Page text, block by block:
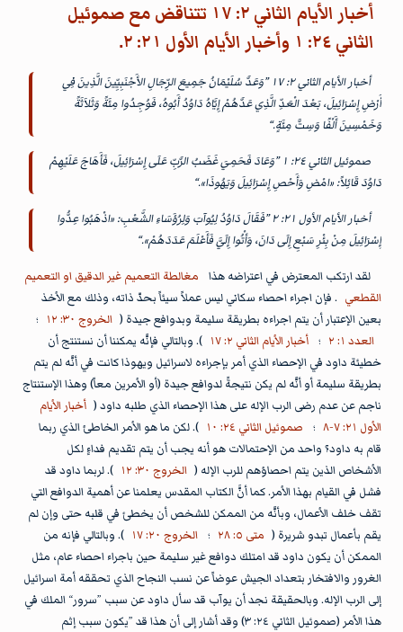
أخبار الأيام الثاني ٢: ١٧ تتناقض مع صموئيل
الثاني ٢٤: ١ وأخبار الأيام الأول ٢١: ٢.
أخبار الأيام الثاني ٢: ١٧ ”وَعَدَّ سُلَيْمَانُ جَمِيعَ الرِّجَالِ الأَجْنَبِيِّينَ الَّذِينَ فِي
أَرْضِ إِسْرَائِيلَ، بَعْدَ الْعَدِّ الَّذِي عَدَّهُمْ إِيَّاهُ دَاوُدُ أَبُوهُ، فَوُجِدُوا مِئَةً وَثَلاَثَةً
وَخَمْسِينَ أَلْفًا وَسِتَّ مِئَةٍ.“
صموئيل الثاني ٢٤: ١ ”وَعَادَ فَحَمِيَ غَضَبُ الرَّبِّ عَلَى إِسْرَائِيلَ، فَأَهَاجَ عَلَيْهِمْ
دَاوُدَ قَائِلاً: «امْضِ وَأَحْصِ إِسْرَائِيلَ وَيَهُوذَا».“
أخبار الأيام الأول ٢١: ٢ ”فَقَالَ دَاوُدُ لِيُوآبَ وَلِرُؤَسَاءِ الشَّعْبِ: «اذْهَبُوا عِدُّوا
إِسْرَائِيلَ مِنْ بِئْرِ سَبْعٍ إِلَى دَانَ، وَأْتُوا إِلَيَّ فَأَعْلَمَ عَدَدَهُمْ».“
لقد ارتكب المعترض في اعتراضه هذا
مغالطة التعميم غير الدقيق او التعميم
القطعي . فإن اجراء احصاء سكاني ليس عملاً سيئاً بحدّ ذاته، وذلك مع الأخذ
بعين الإعتبار أن يتم اجراءه بطريقة سليمة وبدوافع جيدة ( الخروج ٣٠: ١٢
؛
العدد ١: ٢
؛ أخبار الأيام الثاني ٢: ١٧
). وبالتالي فإنَّه يمكننا أن نستنتج أن
خطيئة داود في الإحصاء الذي أمر بإجراءه لاسرائيل ويهوذا كانت في أنَّه لم يتم
بطريقة سليمة أو أنَّه لم يكن نتيجةً لدوافع جيدة (أو الأمرين معاً) وهذا الإستنتاج
ناجم عن عدم رضى الرب الإله على هذا الإحصاء الذي طلبه داود ( أخبار الأيام
الأول ٢١: ٧-٨
؛ صموئيل الثاني ٢٤: ١٠
). لكن ما هو الأمر الخاطئ الذي ربما
قام به داود؟ واحد من الإحتمالات هو أنه يجب أن يتم تقديم فداءٍ لكل
الأشخاص الذين يتم احصاؤهم للرب الإله ( الخروج ٣٠: ١٢
). لربما داود قد
فشل في القيام بهذا الأمر. كما أنَّ الكتاب المقدس يعلمنا عن أهمية الدوافع التي
تقف خلف الأعمال، وبأنَّه من الممكن للشخص أن يخطئ في قلبه حتى وإن لم
يقم بأعمال تبدو شريرة ( متى ٥: ٢٨ ؛ الخروج ٢٠: ١٧
). وبالتالي فإنه من
الممكن أن يكون داود قد امتلك دوافع غير سليمة حين باجراء احصاء عام، مثل
الغرور والافتخار بتعداد الجيش عوضاً عن نسب النجاح الذي تحققه أمة اسرائيل
إلى الرب الإله. وبالحقيقة نجد أن يوآب قد سأل داود عن سبب ”سرور“ الملك في
هذا الأمر (صموئيل الثاني ٢٤: ٣) وقد أشار إلى أن هذا قد ”يكون سبب إثم